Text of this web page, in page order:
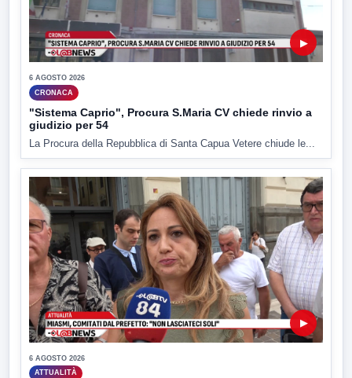
▶
6 AGOSTO 2026
CRONACA
"Sistema Caprio", Procura S.Maria CV chiede rinvio a
giudizio per 54
La Procura della Repubblica di Santa Capua Vetere chiude le...
▶
6 AGOSTO 2026
ATTUALITÀ